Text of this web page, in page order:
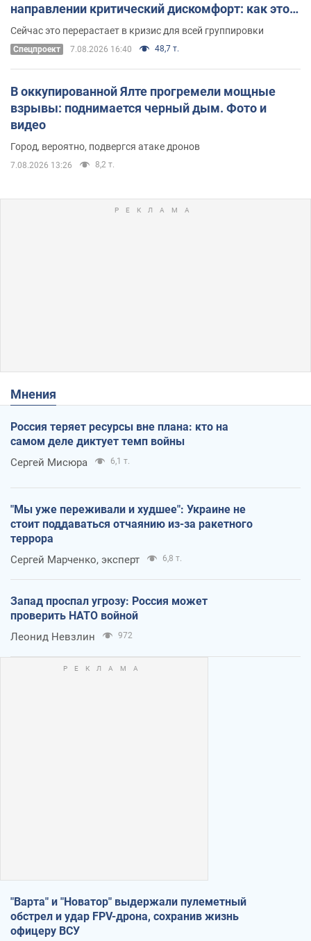
направлении критический дискомфорт: как это
удалось
Сейчас это перерастает в кризис для всей группировки
Спецпроект 7.08.2026 16:40 48,7 т.
В оккупированной Ялте прогремели мощные
взрывы: поднимается черный дым. Фото и
видео
Город, вероятно, подвергся атаке дронов
7.08.2026 13:26 8,2 т.
Мнения
Россия теряет ресурсы вне плана: кто на
самом деле диктует темп войны
Сергей Мисюра 6,1 т.
"Мы уже переживали и худшее": Украине не
стоит поддаваться отчаянию из-за ракетного
террора
Сергей Марченко, эксперт 6,8 т.
Запад проспал угрозу: Россия может
проверить НАТО войной
Леонид Невзлин 972
"Варта" и "Новатор" выдержали пулеметный
обстрел и удар FPV-дрона, сохранив жизнь
офицеру ВСУ